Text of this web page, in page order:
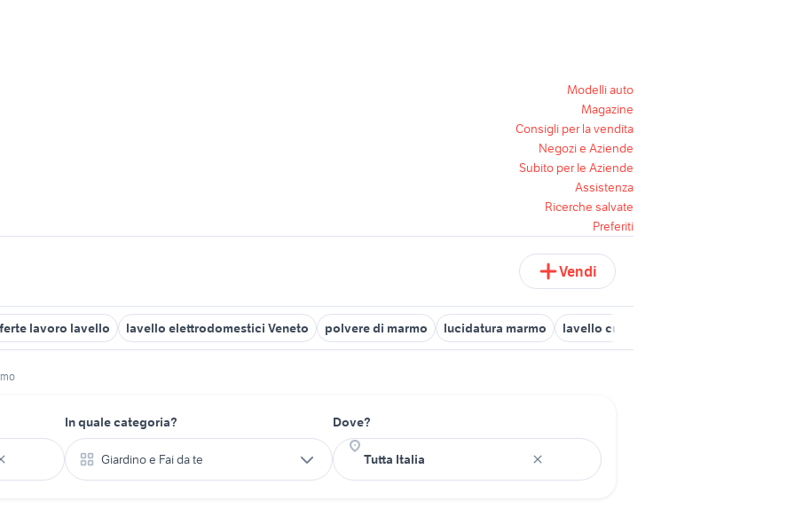
Modelli auto
Magazine
Consigli per la vendita
Negozi e Aziende
Subito per le Aziende
Assistenza
Ricerche salvate
Preferiti
Vendi
lavoro lavello lavello elettrodomestici Veneto polvere di marmo lucidatura marmo lavello cucina
In quale categoria?
Giardino e Fai da te
Dove?